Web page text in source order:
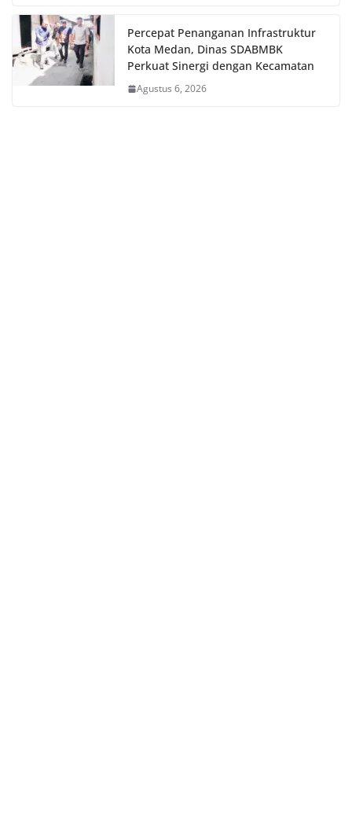
Percepat Penanganan Infrastruktur
Kota Medan, Dinas SDABMBK
Perkuat Sinergi dengan Kecamatan
Agustus 6, 2026